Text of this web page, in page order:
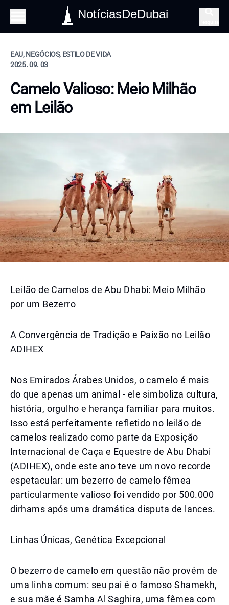
NotíciasDeDubai
EAU, NEGÓCIOS, ESTILO DE VIDA
2025. 09. 03
Camelo Valioso: Meio Milhão
em Leilão
Leilão de Camelos de Abu Dhabi: Meio Milhão
por um Bezerro
A Convergência de Tradição e Paixão no Leilão
ADIHEX
Nos Emirados Árabes Unidos, o camelo é mais
do que apenas um animal - ele simboliza cultura,
história, orgulho e herança familiar para muitos.
Isso está perfeitamente refletido no leilão de
camelos realizado como parte da Exposição
Internacional de Caça e Equestre de Abu Dhabi
(ADIHEX), onde este ano teve um novo recorde
espetacular: um bezerro de camelo fêmea
particularmente valioso foi vendido por 500.000
dirhams após uma dramática disputa de lances.
Linhas Únicas, Genética Excepcional
O bezerro de camelo em questão não provém de
uma linha comum: seu pai é o famoso Shamekh,
e sua mãe é Samha Al Saghira, uma fêmea com